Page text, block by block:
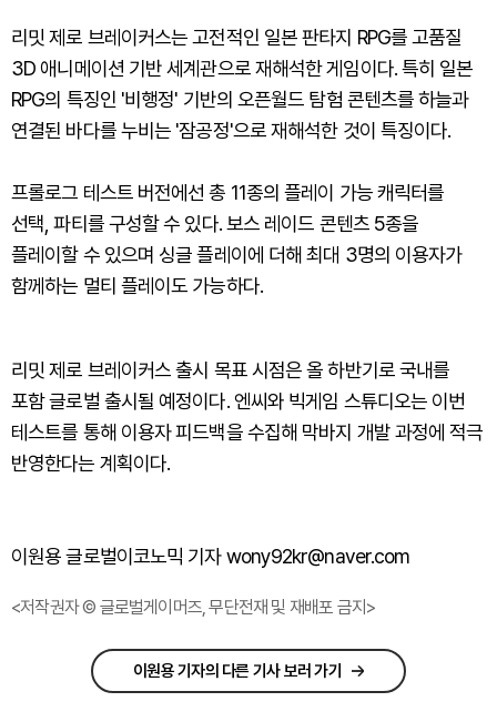
리밋 제로 브레이커스는 고전적인 일본 판타지 RPG를 고품질
3D 애니메이션 기반 세계관으로 재해석한 게임이다. 특히 일본
RPG의 특징인 '비행정' 기반의 오픈월드 탐험 콘텐츠를 하늘과
연결된 바다를 누비는 '잠공정'으로 재해석한 것이 특징이다.
프롤로그 테스트 버전에선 총 11종의 플레이 가능 캐릭터를
선택, 파티를 구성할 수 있다. 보스 레이드 콘텐츠 5종을
플레이할 수 있으며 싱글 플레이에 더해 최대 3명의 이용자가
함께하는 멀티 플레이도 가능하다.
리밋 제로 브레이커스 출시 목표 시점은 올 하반기로 국내를
포함 글로벌 출시될 예정이다. 엔씨와 빅게임 스튜디오는 이번
테스트를 통해 이용자 피드백을 수집해 막바지 개발 과정에 적극
반영한다는 계획이다.
이원용 글로벌이코노믹 기자 wony92kr@naver.com
<저작권자 © 글로벌게이머즈, 무단전재 및 재배포 금지>
이원용 기자의 다른 기사 보러 가기